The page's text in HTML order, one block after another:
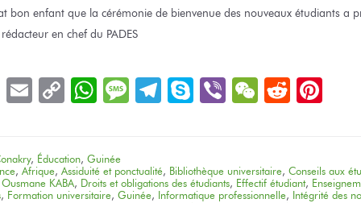
bon enfant que la cérémonie de bienvenue des nouveaux étudiants a
en chef du PADES
LinkedIn
EmailCopyWhatsApp
Message
Telegram
SkypeViberWeChat
Reddit
, Éducation, Guinée
, Afrique, Assiduité et ponctualité, Bibliothèque universitaire, Conseils aux
KABA, Droits et obligations des étudiants, Effectif étudiant,
, Formation universitaire, Guinée, Informatique professionnelle, Intégrité des